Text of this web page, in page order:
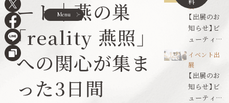
Menu
ート｜燕の巣
「reality 燕照」
への関心が集ま
った3日間
展
【出展のお
知らせ】ビ
ューティワ
ールドジャ
パン東京
イベント出
展
【出展のお
知らせ】ビ
ューティワ